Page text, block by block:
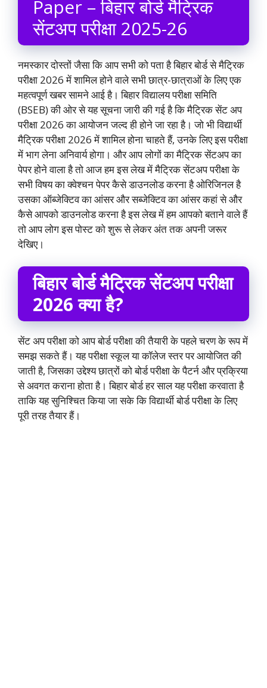
Paper – बिहार बोर्ड मैट्रिक
सेंटअप परीक्षा 2025-26
नमस्कार दोस्तों जैसा कि आप सभी को पता है बिहार बोर्ड से मैट्रिक
परीक्षा 2026 में शामिल होने वाले सभी छात्र-छात्राओं के लिए एक
महत्वपूर्ण खबर सामने आई है। बिहार विद्यालय परीक्षा समिति
(BSEB) की ओर से यह सूचना जारी की गई है कि मैट्रिक सेंट अप
परीक्षा 2026 का आयोजन जल्द ही होने जा रहा है। जो भी विद्यार्थी
मैट्रिक परीक्षा 2026 में शामिल होना चाहते हैं, उनके लिए इस परीक्षा
में भाग लेना अनिवार्य होगा। और आप लोगों का मैट्रिक सेंटअप का
पेपर होने वाला है तो आज हम इस लेख में मैट्रिक सेंटअप परीक्षा के
सभी विषय का क्वेश्चन पेपर कैसे डाउनलोड करना है ओरिजिनल है
उसका ऑब्जेक्टिव का आंसर और सब्जेक्टिव का आंसर कहां से और
कैसे आपको डाउनलोड करना है इस लेख में हम आपको बताने वाले हैं
तो आप लोग इस पोस्ट को शुरू से लेकर अंत तक अपनी जरूर
देखिए।
बिहार बोर्ड मैट्रिक सेंटअप परीक्षा
2026 क्या है?
सेंट अप परीक्षा को आप बोर्ड परीक्षा की तैयारी के पहले चरण के रूप में
समझ सकते हैं। यह परीक्षा स्कूल या कॉलेज स्तर पर आयोजित की
जाती है, जिसका उद्देश्य छात्रों को बोर्ड परीक्षा के पैटर्न और प्रक्रिया
से अवगत कराना होता है। बिहार बोर्ड हर साल यह परीक्षा करवाता है
ताकि यह सुनिश्चित किया जा सके कि विद्यार्थी बोर्ड परीक्षा के लिए
पूरी तरह तैयार हैं।